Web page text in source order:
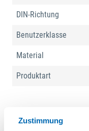
Zustimmung
DIN-Richtung
Benutzerklasse
Material
Produktart